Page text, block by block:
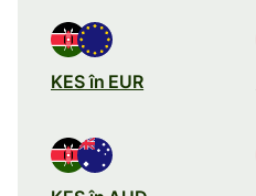
KES în EUR